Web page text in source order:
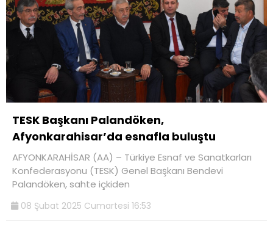
TESK Başkanı Palandöken,
Afyonkarahisar’da esnafla buluştu
AFYONKARAHİSAR (AA) – Türkiye Esnaf ve Sanatkarları
Konfederasyonu (TESK) Genel Başkanı Bendevi
Palandöken, sahte içkiden
08 Şubat 2025 Cumartesi 16:53